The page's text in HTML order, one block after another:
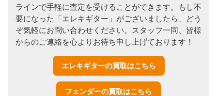
ラインで手軽に査定を受けることができます。もし不
要になった「エレキギター」がございましたら、どう
ぞ気軽にお問い合わせください。スタッフ一同、皆様
からのご連絡を心よりお待ち申し上げております！
エレキギターの買取はこちら
フェンダーの買取はこちら